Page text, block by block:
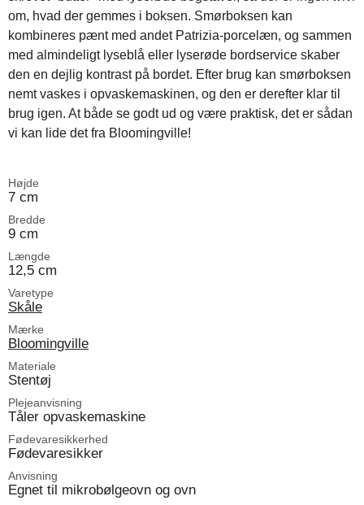
om, hvad der gemmes i boksen. Smørboksen kan
kombineres pænt med andet Patrizia-porcelæn, og sammen
med almindeligt lyseblå eller lyserøde bordservice skaber
den en dejlig kontrast på bordet. Efter brug kan smørboksen
nemt vaskes i opvaskemaskinen, og den er derefter klar til
brug igen. At både se godt ud og være praktisk, det er sådan
vi kan lide det fra Bloomingville!
Højde
7 cm
Bredde
9 cm
Længde
12,5 cm
Varetype
Skåle
Mærke
Bloomingville
Materiale
Stentøj
Plejeanvisning
Tåler opvaskemaskine
Fødevaresikkerhed
Fødevaresikker
Anvisning
Egnet til mikrobølgeovn og ovn